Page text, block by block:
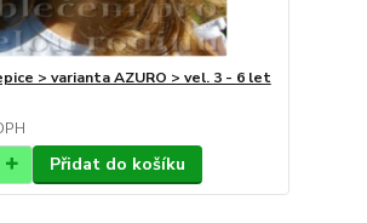
> varianta AZURO > vel. 3 - 6 let
Přidat do košíku